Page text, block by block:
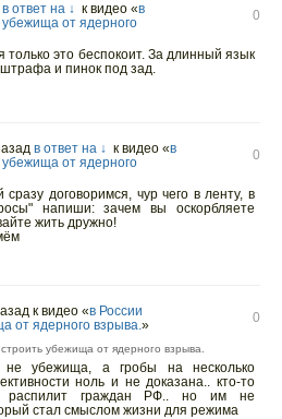
в ответ на ↓ к видео «в
убежища от ядерного
0
только это беспокоит. За длинный язык
и пинок под зад.
в ответ на ↓ к видео «в
убежища от ядерного
0
сразу договоримся, чур чего в ленту, в
напиши: зачем вы оскорбляете
жить дружно!
к видео «в России
от ядерного взрыва.» 0
убежища от ядерного взрыва.
убежища, а гробы на несколько
ноль и не доказана.. кто-то
распилит граждан РФ.. но им не
стал смыслом жизни для режима